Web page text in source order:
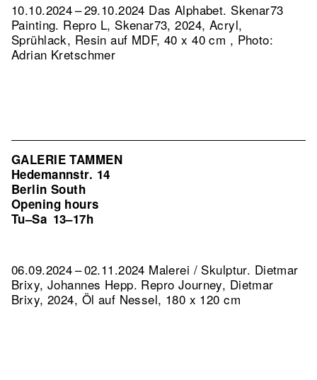
10.10.2024 – 29.10.2024 Das Alphabet. Skenar73
Painting. Repro L, Skenar73, 2024, Acryl,
Sprühlack, Resin auf MDF, 40 x 40 cm , Photo:
Adrian Kretschmer
GALERIE TAMMEN
Hedemannstr. 14
Berlin South
Opening hours
Tu–Sa 13–17h
06.09.2024 – 02.11.2024 Malerei / Skulptur. Dietmar
Brixy, Johannes Hepp. Repro Journey, Dietmar
Brixy, 2024, Öl auf Nessel, 180 x 120 cm